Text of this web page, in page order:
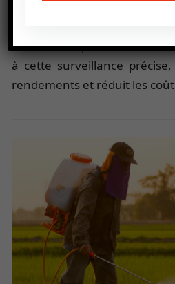
intervenir rapidement et de
à cette surveillance
rendements et réduit les